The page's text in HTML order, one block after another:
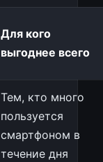
Для кого
выгоднее всего
Тем, кто много
пользуется
смартфоном в
течение дня